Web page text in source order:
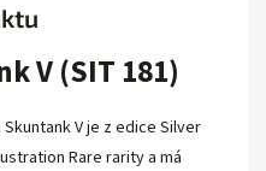
V (SIT 181)
V je z edice Silver
Rare rarity a má